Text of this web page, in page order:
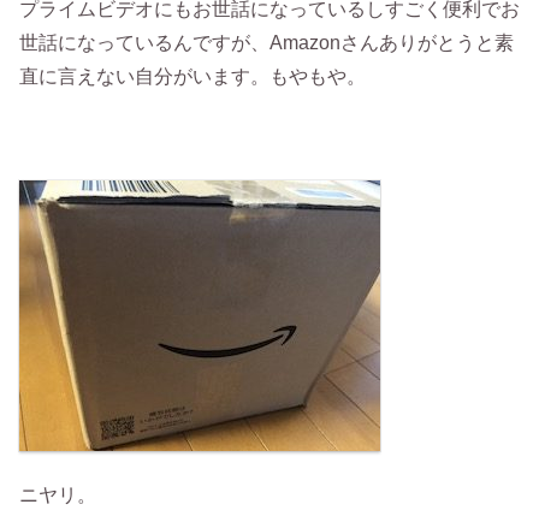
プライムビデオにもお世話になっているしすごく便利でお
世話になっているんですが、Amazonさんありがとうと素
直に言えない自分がいます。もやもや。
ニヤリ。